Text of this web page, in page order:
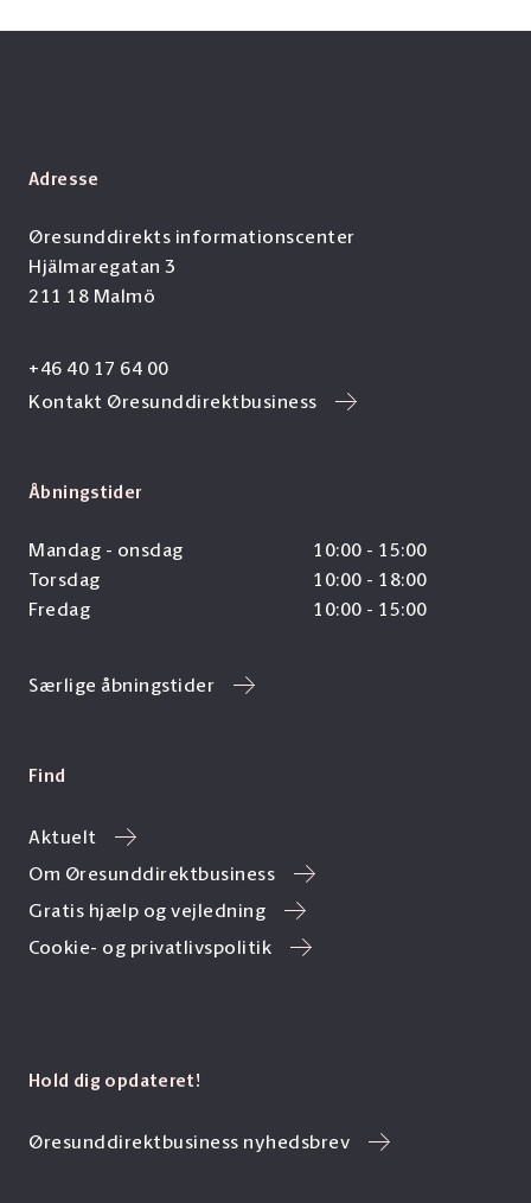
Adresse
Øresunddirekts informationscenter
Hjälmaregatan 3
211 18 Malmö
+46 40 17 64 00
Kontakt Øresunddirektbusiness
Åbningstider
Mandag - onsdag
10:00 - 15:00
Torsdag
10:00 - 18:00
Fredag
10:00 - 15:00
Særlige åbningstider
Find
Aktuelt
Om Øresunddirektbusiness
Gratis hjælp og vejledning
Cookie- og privatlivspolitik
Hold dig opdateret!
Øresunddirektbusiness nyhedsbrev